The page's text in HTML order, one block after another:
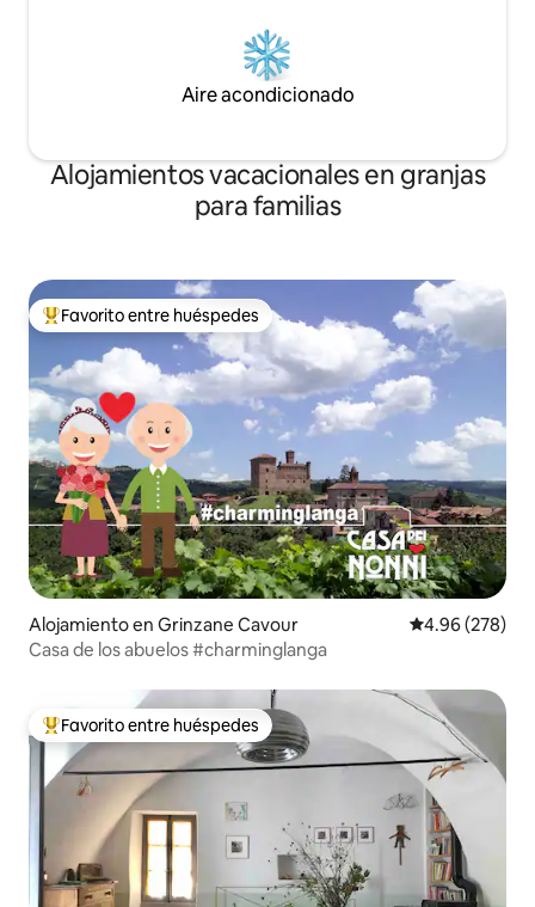
Aire acondicionado
Alojamientos vacacionales en granjas
para familias
Favorito entre huéspedes preferido
Favorito entre huéspedes
Alojamiento en Grinzane Cavour Calificación
4.96 (278)
Casa de los abuelos #charminglanga
Favorito entre huéspedes preferido
Favorito entre huéspedes